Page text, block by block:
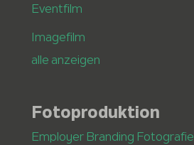
Eventfilm
Imagefilm
alle anzeigen
Fotoproduktion
Employer Branding Fotografie